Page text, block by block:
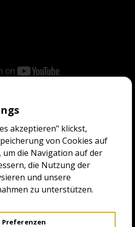
EXCELSIOR GRAND
akzeptieren" klickst,
von Cookies auf
um die Navigation auf der
die Nutzung der
und unsere
zu unterstützen.
Preferenzen